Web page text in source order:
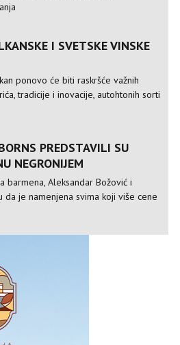
I SVETSKE VINSKE
ponovo će biti raskršće važnih
tradicije i inovacije, autohtonih sorti
PREDSTAVILI SU
NEGRONIJEM
barmena, Aleksandar Božović i
da je namenjena svima koji više cene